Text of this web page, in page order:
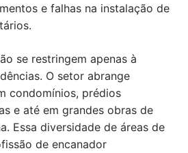
e falhas na instalação de
se restringem apenas à
O setor abrange
condomínios, prédios
e até em grandes obras de
Essa diversidade de áreas de
de encanador